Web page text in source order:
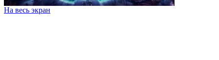
На весь экран